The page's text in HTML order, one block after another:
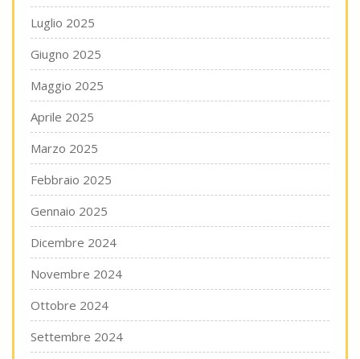
Luglio 2025
Giugno 2025
Maggio 2025
Aprile 2025
Marzo 2025
Febbraio 2025
Gennaio 2025
Dicembre 2024
Novembre 2024
Ottobre 2024
Settembre 2024